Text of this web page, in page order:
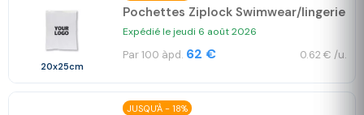
20x25cm
Pochettes Ziplock Swimwear/lingerie
Expédié le jeudi 6 août 2026
Par 100 àpd. 62 € 0.62 € /u.
JUSQU'À - 18%